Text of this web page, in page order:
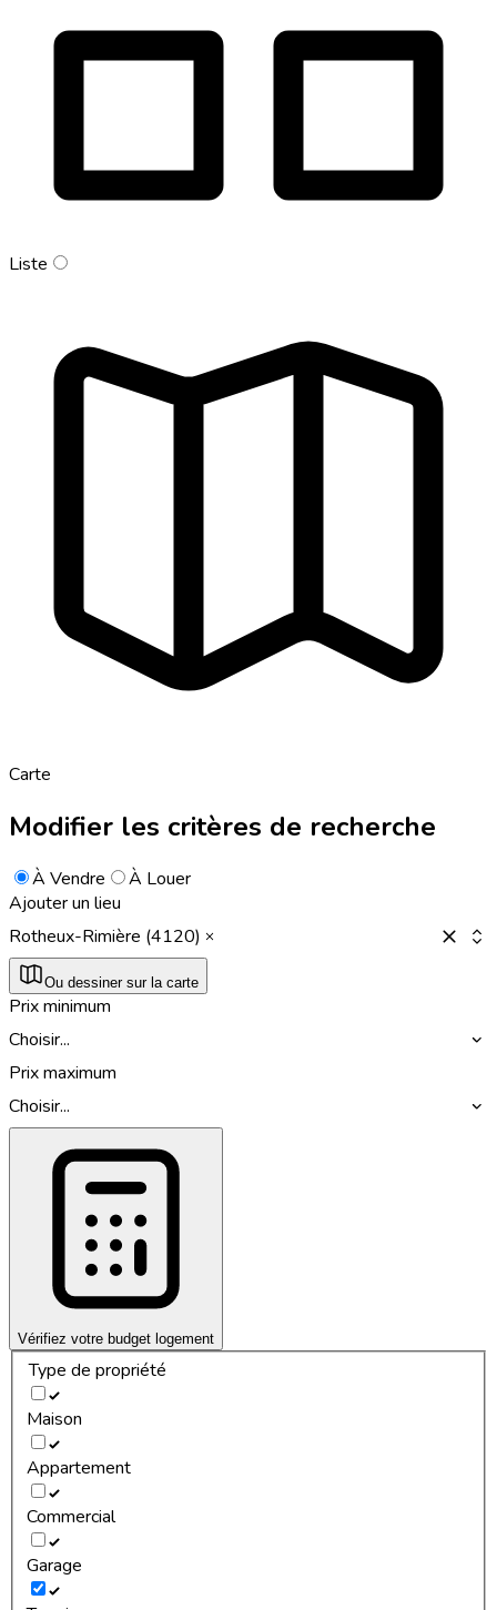
Liste
Carte
Modifier les critères de recherche
À Vendre
À Louer
Ajouter un lieu
Rotheux-Rimière (4120)
Ou dessiner sur la carte
Prix minimum
Choisir...
Prix maximum
Choisir...
Vérifiez votre budget logement
Type de propriété
Maison
Appartement
Commercial
Garage